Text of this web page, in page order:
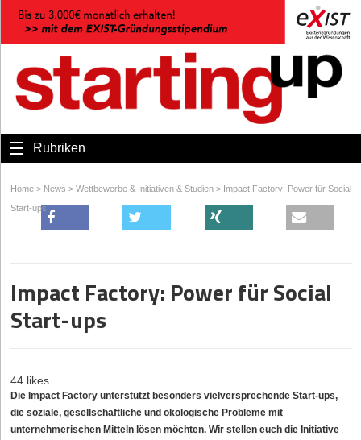
Rubriken
Home > News > Wettbewerbe & Initiativen & Studien > Impact Factory: Power für Social
Start-ups
Impact Factory: Power für Social
Start-ups
44 likes
Die Impact Factory unterstützt besonders vielversprechende Start-ups,
die soziale, gesellschaftliche und ökologische Probleme mit
unternehmerischen Mitteln lösen möchten. Wir stellen euch die Initiative